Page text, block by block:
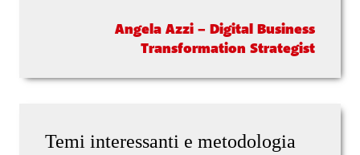
Angela Azzi – Digital Business
Transformation Strategist
Temi interessanti e metodologia